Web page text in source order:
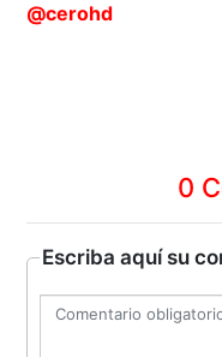
@cerohd
0
Escriba aquí su